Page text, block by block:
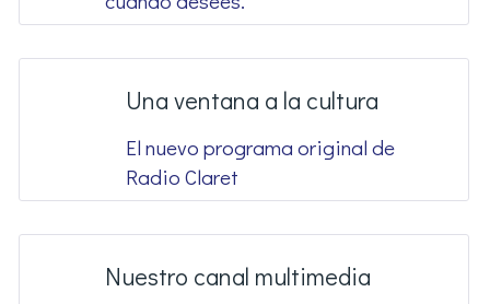
Una ventana a la cultura
El nuevo programa original de
Radio Claret
Nuestro canal multimedia